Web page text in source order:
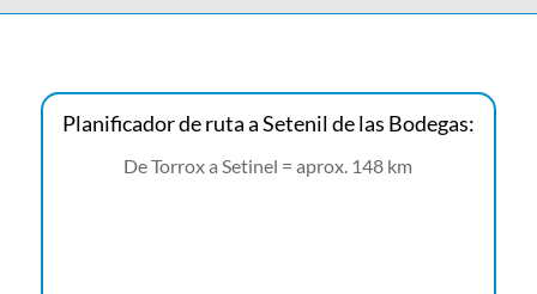
Planificador de ruta a Setenil de las Bodegas:
De Torrox a Setinel = aprox. 148 km